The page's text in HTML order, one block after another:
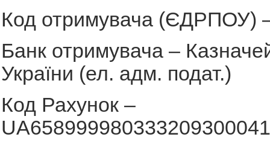
Код отримувача (ЄДРПОУ)
Банк отримувача –
України (ел. адм. подат.)
Код Рахунок –